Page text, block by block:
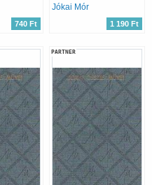
740 Ft
Jókai Mór
1 190 Ft
PARTNER